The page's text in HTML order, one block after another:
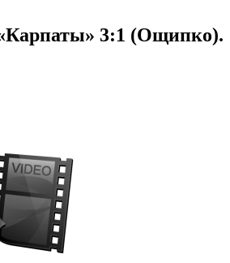
3:1 (Ощипко).